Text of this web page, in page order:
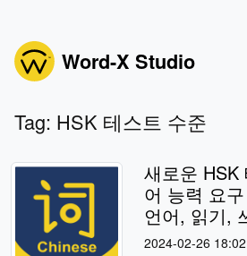
Word-X Studio
Tag: HSK 테스트 수준
새로운 HSK
어 능력 요
언어, 읽기,
2024-02-26